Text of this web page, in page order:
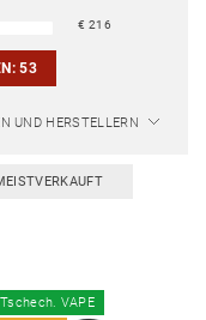
€ 216
53
UND HERSTELLERN
VAPE